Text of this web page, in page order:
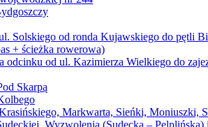
Solskiego od ronda Kujawskiego do pętli
+ ścieżka rowerowa)
odcinku od ul. Kazimierza Wielkiego do
Skarpą
Markwarta, Sieńki, Moniuszki,
Wyzwolenia (Sudecka –